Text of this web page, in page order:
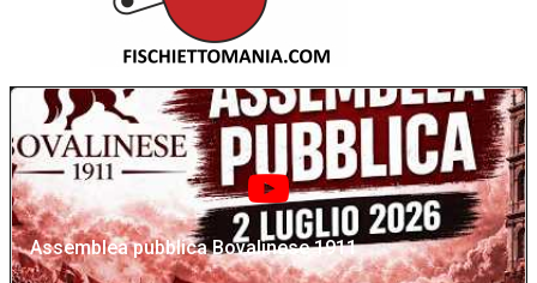
Assemblea pubblica Bovalinese 1911